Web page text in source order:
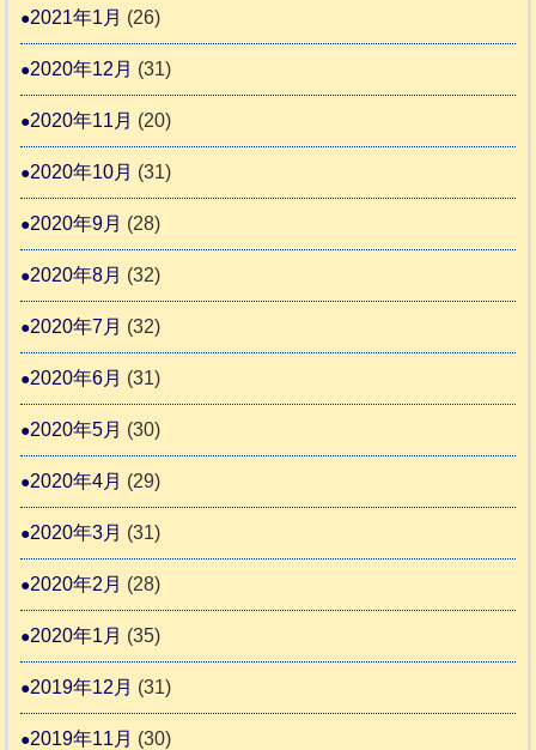
2021年1月 (26)
2020年12月 (31)
2020年11月 (20)
2020年10月 (31)
2020年9月 (28)
2020年8月 (32)
2020年7月 (32)
2020年6月 (31)
2020年5月 (30)
2020年4月 (29)
2020年3月 (31)
2020年2月 (28)
2020年1月 (35)
2019年12月 (31)
2019年11月 (30)